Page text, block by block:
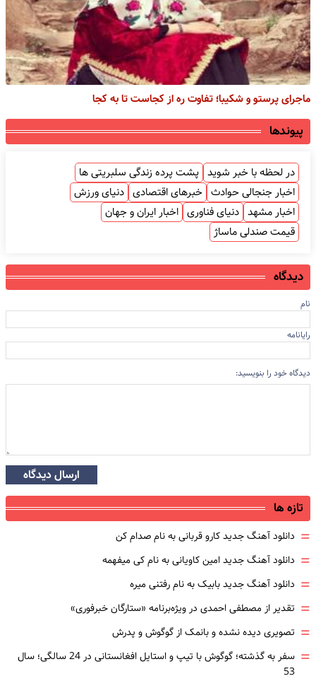
ماجرای پرستو و شکیبا؛ تفاوت ره از کجاست تا به کجا
پیوندها
در لحظه با خبر شوید پشت پرده زندگی سلبریتی ها
اخبار جنجالی حوادث خبرهای اقتصادی دنیای ورزش
اخبار مشهد دنیای فناوری اخبار ایران و جهان
قیمت صندلی ماساژ
دیدگاه
نام
رایانامه
دیدگاه خود را بنویسید:
ارسال دیدگاه
تازه ها
= دانلود آهنگ جدید کارو قربانی به نام صدام کن
= دانلود آهنگ جدید امین کاویانی به نام کی میفهمه
= دانلود آهنگ جدید بابیک به نام رفتنی میره
= تقدیر از مصطفی احمدی در ویژه‌برنامه «ستارگان خبرفوری»
= تصویری دیده نشده و بانمک از گوگوش و پدرش
=
سفر به گذشته؛ گوگوش با تیپ و استایل افغانستانی در 24 سالگی؛ سال
53